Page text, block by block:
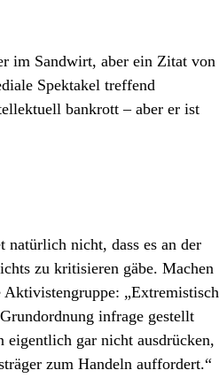
im Sandwirt, aber ein Zitat von
Spektakel treffend
bankrott – aber er ist
nicht, dass es an der
zu kritisieren gäbe. Machen
Aktivistengruppe: „Extremistisch
infrage gestellt
gar nicht ausdrücken,
zum Handeln auffordert.“